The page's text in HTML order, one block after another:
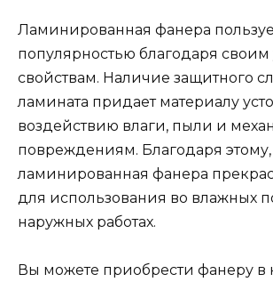
Ламинированная фанера
популярностью благодаря
свойствам. Наличие защитного
ламината придает материалу
воздействию влаги, пыли и
повреждениям. Благодаря этому,
ламинированная фанера
для использования во влажных
наружных работах.
Вы можете приобрести фанеру в